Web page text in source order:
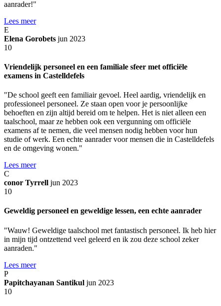
aanrader!"
Lees meer
E
Elena Gorobets jun 2023
10
Vriendelijk personeel en een familiale sfeer met officiële
examens in Castelldefels
"De school geeft een familiair gevoel. Heel aardig, vriendelijk en
professioneel personeel. Ze staan open voor je persoonlijke
behoeften en zijn altijd bereid om te helpen. Het is niet alleen een
taalschool, maar ze hebben ook een vergunning om officiële
examens af te nemen, die veel mensen nodig hebben voor hun
studie of werk. Een echte aanrader voor mensen die in Castelldefels
en de omgeving wonen."
Lees meer
C
conor Tyrrell jun 2023
10
Geweldig personeel en geweldige lessen, een echte aanrader
"Wauw! Geweldige taalschool met fantastisch personeel. Ik heb hier
in mijn tijd ontzettend veel geleerd en ik zou deze school zeker
aanraden."
Lees meer
P
Papitchayanan Santikul jun 2023
10